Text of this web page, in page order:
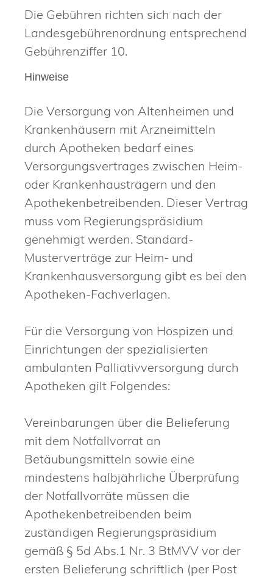
Die Gebühren richten sich nach der
Landesgebührenordnung entsprechend
Gebührenziffer 10.
Hinweise
Die Versorgung von Altenheimen und
Krankenhäusern mit Arzneimitteln
durch Apotheken bedarf eines
Versorgungsvertrages zwischen Heim-
oder Krankenhausträgern und den
Apothekenbetreibenden. Dieser Vertrag
muss vom Regierungspräsidium
genehmigt werden. Standard-
Musterverträge zur Heim- und
Krankenhausversorgung gibt es bei den
Apotheken-Fachverlagen.
Für die Versorgung von Hospizen und
Einrichtungen der spezialisierten
ambulanten Palliativversorgung durch
Apotheken gilt Folgendes:
Vereinbarungen über die Belieferung
mit dem Notfallvorrat an
Betäubungsmitteln sowie eine
mindestens halbjährliche Überprüfung
der Notfallvorräte müssen die
Apothekenbetreibenden beim
zuständigen Regierungspräsidium
gemäß § 5d Abs.1 Nr. 3 BtMVV vor der
ersten Belieferung schriftlich (per Post